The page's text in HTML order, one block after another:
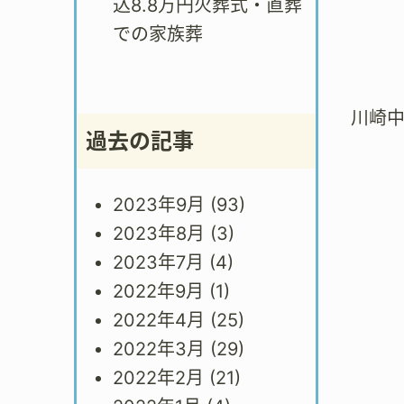
込8.8万円火葬式・直葬
での家族葬
過去の記事
2023年9月 (93)
2023年8月 (3)
2023年7月 (4)
2022年9月 (1)
2022年4月 (25)
2022年3月 (29)
2022年2月 (21)
川崎